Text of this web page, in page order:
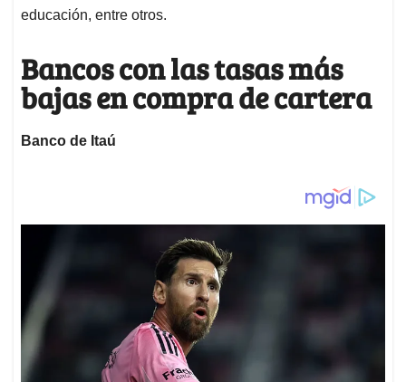
educación, entre otros.
Bancos con las tasas más
bajas en compra de cartera
Banco de Itaú